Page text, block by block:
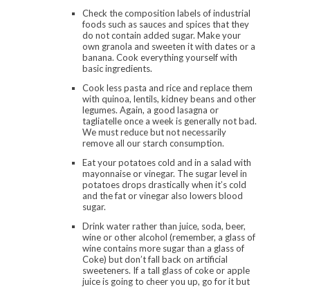
Check the composition labels of industrial
foods such as sauces and spices that they
do not contain added sugar. Make your
own granola and sweeten it with dates or a
banana. Cook everything yourself with
basic ingredients.
Cook less pasta and rice and replace them
with quinoa, lentils, kidney beans and other
legumes. Again, a good lasagna or
tagliatelle once a week is generally not bad.
We must reduce but not necessarily
remove all our starch consumption.
Eat your potatoes cold and in a salad with
mayonnaise or vinegar. The sugar level in
potatoes drops drastically when it’s cold
and the fat or vinegar also lowers blood
sugar.
Drink water rather than juice, soda, beer,
wine or other alcohol (remember, a glass of
wine contains more sugar than a glass of
Coke) but don’t fall back on artificial
sweeteners. If a tall glass of coke or apple
juice is going to cheer you up, go for it but